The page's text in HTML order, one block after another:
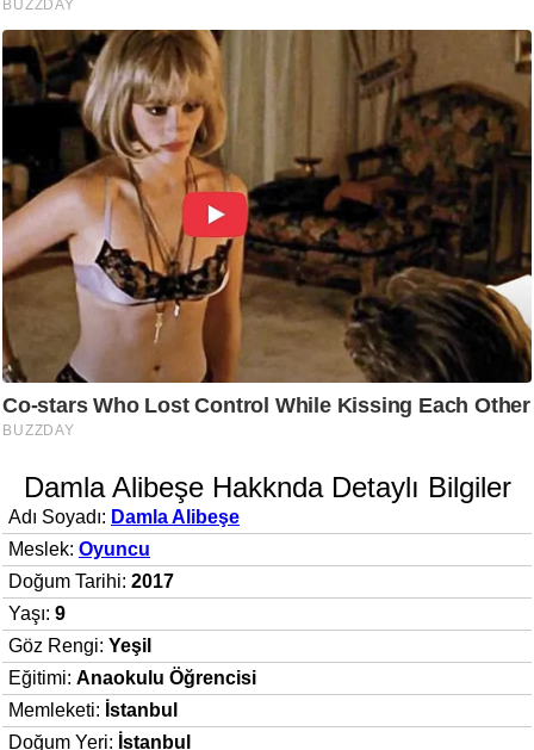
Damla Alibeşe Hakknda Detaylı Bilgiler
Adı Soyadı: Damla Alibeşe
Meslek: Oyuncu
Doğum Tarihi: 2017
Yaşı: 9
Göz Rengi: Yeşil
Eğitimi: Anaokulu Öğrencisi
Memleketi: İstanbul
Doğum Yeri: İstanbul